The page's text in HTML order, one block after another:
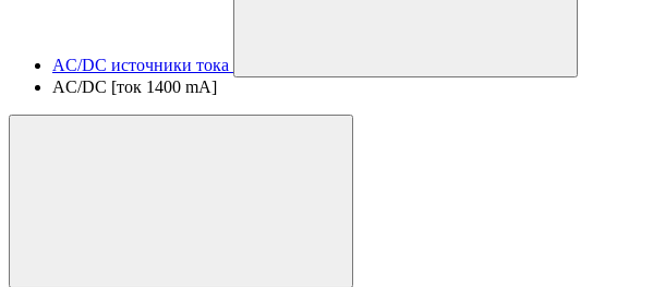
AC/DC источники тока
AC/DC [ток 1400 mA]